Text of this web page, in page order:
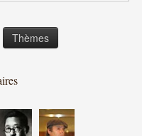
Thèmes